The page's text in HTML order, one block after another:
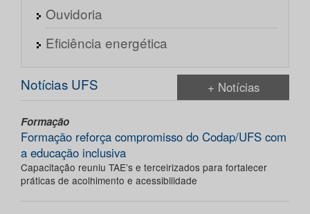
Ouvidoria
Eficiência energética
Notícias UFS + Notícias
Formação
Formação reforça compromisso do Codap/UFS com
a educação inclusiva
Capacitação reuniu TAE’s e terceirizados para fortalecer
práticas de acolhimento e acessibilidade